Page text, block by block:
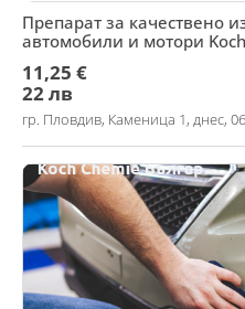
Препарат за качествено
автомобили и мотори
11,25 €
22 лв
гр. Пловдив, Каменица 1, днес,